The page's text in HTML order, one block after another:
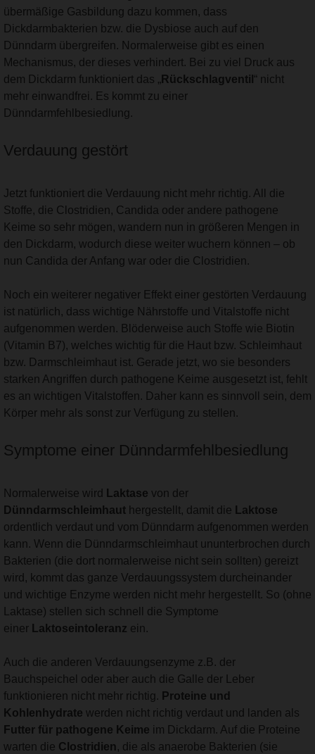
übermäßige Gasbildung dazu kommen, dass
Dickdarmbakterien bzw. die Dysbiose auch auf den
Dünndarm übergreifen. Normalerweise gibt es einen
Mechanismus, der dieses verhindert. Bei zu viel Druck aus
dem Dickdarm funktioniert das „ Rückschlagventil “ nicht
mehr einwandfrei. Es kommt zu einer
Dünndarmfehlbesiedlung.
Verdauung gestört
Jetzt funktioniert die Verdauung nicht mehr richtig. All die
Stoffe, die Clostridien, Candida oder andere pathogene
Keime so sehr mögen, wandern nun in größeren Mengen in
den Dickdarm, wodurch diese weiter wuchern können – ob
nun Candida der Anfang war oder die Clostridien.
Noch ein weiterer negativer Effekt einer gestörten Verdauung
ist natürlich, dass wichtige Nährstoffe und Vitalstoffe nicht
aufgenommen werden. Blöderweise auch Stoffe wie Biotin
(Vitamin B7), welches wichtig für die Haut bzw. Schleimhaut
bzw. Darmschleimhaut ist. Gerade jetzt, wo sie besonders
starken Angriffen durch pathogene Keime ausgesetzt ist, fehlt
es an wichtigen Vitalstoffen. Daher kann es sinnvoll sein, dem
Körper mehr als sonst zur Verfügung zu stellen.
Symptome einer Dünndarmfehlbesiedlung
Normalerweise wird Laktase von der
Dünndarmschleimhaut hergestellt, damit die
Laktose
ordentlich verdaut und vom Dünndarm aufgenommen werden
kann. Wenn die Dünndarmschleimhaut ununterbrochen durch
Bakterien (die dort normalerweise nicht sein sollten) gereizt
wird, kommt das ganze Verdauungssystem durcheinander
und wichtige Enzyme werden nicht mehr hergestellt. So (ohne
Laktase) stellen sich schnell die Symptome
einer
Laktoseintoleranz ein.
Auch die anderen Verdauungsenzyme z.B. der
Bauchspeichel oder aber auch die Galle der Leber
funktionieren nicht mehr richtig. Proteine und
Kohlenhydrate werden nicht richtig verdaut und landen als
Futter für pathogene Keime im Dickdarm. Auf die Proteine
warten die Clostridien , die als anaerobe Bakterien (sie